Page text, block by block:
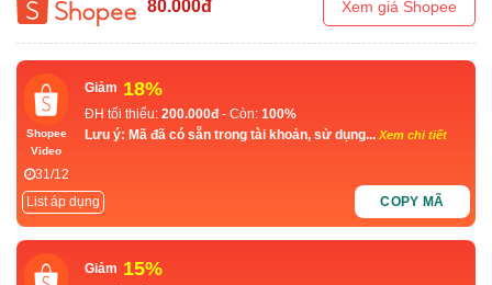
80.000đ Xem giá Shopee
Shopee
Video
31/12
Giảm 18%
ĐH tối thiểu: 200.000đ - Còn: 100%
Lưu ý: Mã đã có sẵn trong tài khoản, sử dụng... Xem chi tiết
List áp dụng COPY MÃ
Giảm 15%